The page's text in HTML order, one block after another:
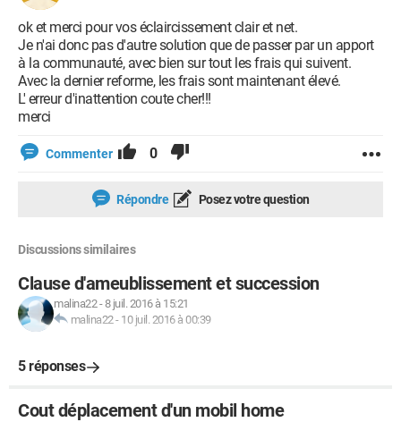
ok et merci pour vos éclaircissement clair et net.
Je n'ai donc pas d'autre solution que de passer par un apport
à la communauté, avec bien sur tout les frais qui suivent.
Avec la dernier reforme, les frais sont maintenant élevé.
L' erreur d'inattention coute cher!!!
merci
Commenter 0
Répondre Posez votre question
Discussions similaires
Clause d'ameublissement et succession
malina22-8 juil. 2016 à 15:21
malina22- 10 juil. 2016 à 00:39
5 réponses
Cout déplacement d'un mobil home